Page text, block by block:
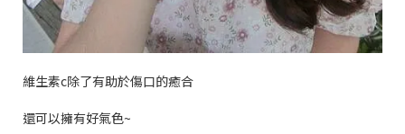
維生素c除了有助於傷口的癒合
還可以擁有好氣色~